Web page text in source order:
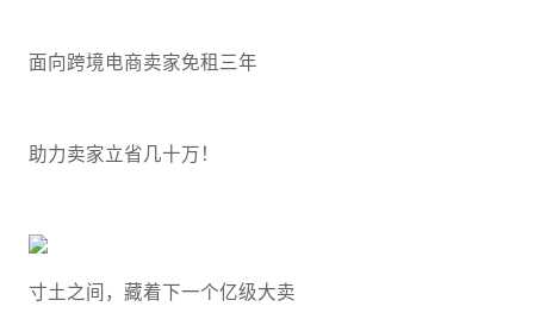
面向跨境电商卖家免租三年
助力卖家立省几十万！
寸土之间，藏着下一个亿级大卖